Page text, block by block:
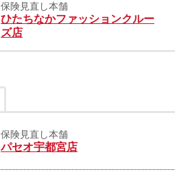
保険見直し本舗
ひたちなかファッションクルー
ズ店
保険見直し本舗
パセオ宇都宮店